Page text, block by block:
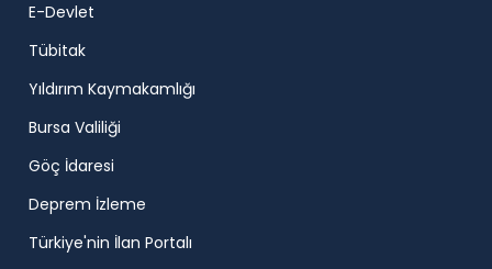
E-Devlet
Tübitak
Yıldırım Kaymakamlığı
Bursa Valiliği
Göç İdaresi
Deprem İzleme
Türkiye'nin İlan Portalı